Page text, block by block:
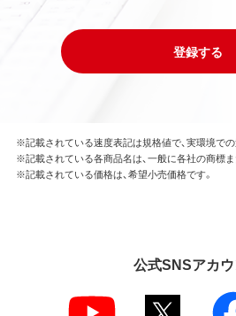
登録する
※記載されている速度表記は規格値で、実環境での
※記載されている各商品名は、一般に各社の商標ま
※記載されている価格は、希望小売価格です。
公式SNSアカ